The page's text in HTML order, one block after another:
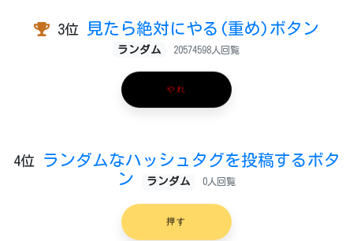
3位 見たら絶対にやる(重め)ボタン
ランダム 20574598人回覧
やれ
4位
ランダムなハッシュタグを投稿するボタ
ン
ランダム 0人回覧
押す